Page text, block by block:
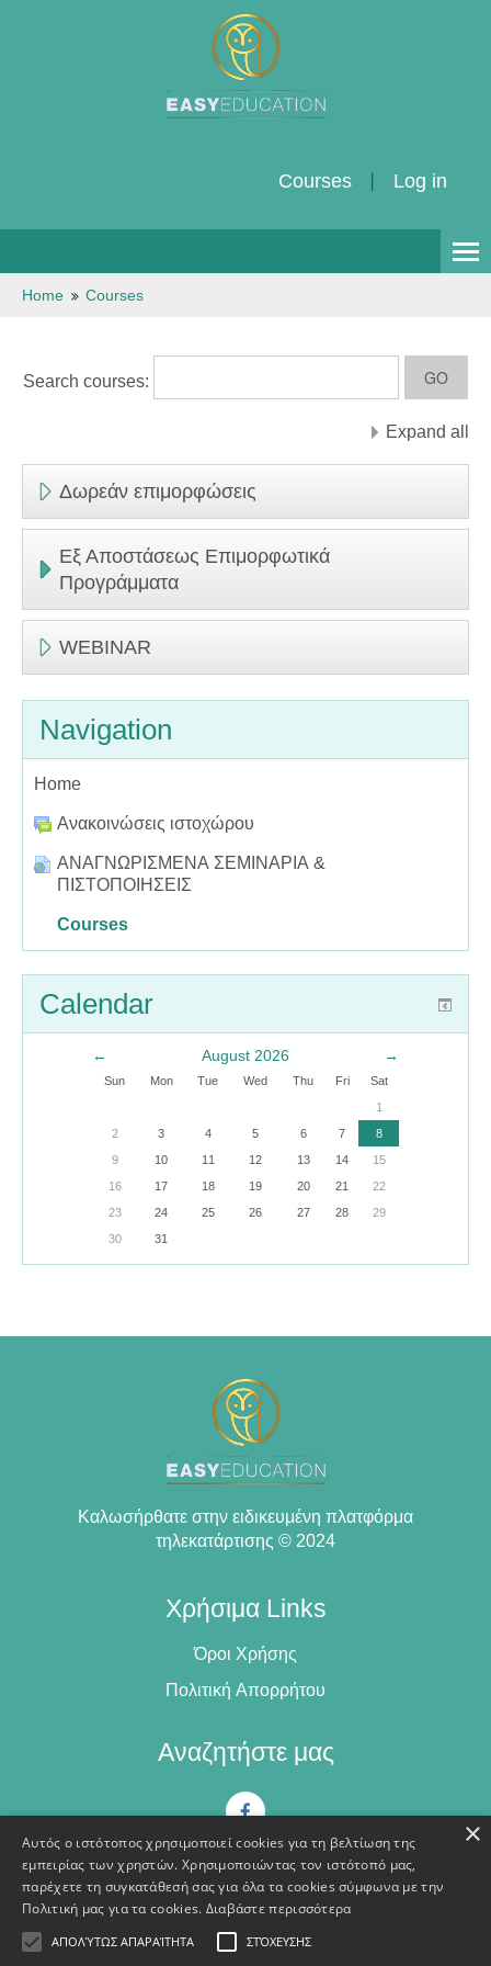
Courses Log in
English ‎(en)‎
Home Courses
Search courses:
Expand all
Δωρεάν επιμορφώσεις
Εξ Αποστάσεως Επιμορφωτικά
Προγράμματα
WEBINAR
Navigation
Home
Ανακοινώσεις ιστοχώρου
ΑΝΑΓΝΩΡΙΣΜΕΝΑ ΣΕΜΙΝΑΡΙΑ &
ΠΙΣΤΟΠΟΙΗΣΕΙΣ
Courses
Calendar
← August 2026 →
Sun Mon Tue Wed Thu Fri
Sat
1
2
3 4 5 6 7
8
9
10 11 12 13 14
15
16
17 18 19 20 21
22
23
24 25 26 27 28
29
30
31
Καλωσήρθατε στην ειδικευμένη πλατφόρμα
τηλεκατάρτισης © 2024
Χρήσιμα Links
Όροι Χρήσης
Πολιτική Απορρήτου
Αναζητήστε μας
Επικοινωνία
Phone: 2311110186
×
Αυτός ο ιστότοπος χρησιμοποιεί cookies για τη βελτίωση της
εμπειρίας των χρηστών. Χρησιμοποιώντας τον ιστότοπό μας,
παρέχετε τη συγκατάθεσή σας για όλα τα cookies σύμφωνα με την
Πολιτική μας για τα cookies. Διαβάστε περισσότερα
ΑΠΟΛΎΤΩΣ ΑΠΑΡΑΊΤΗΤΑ ΣΤΌΧΕΥΣΗΣ